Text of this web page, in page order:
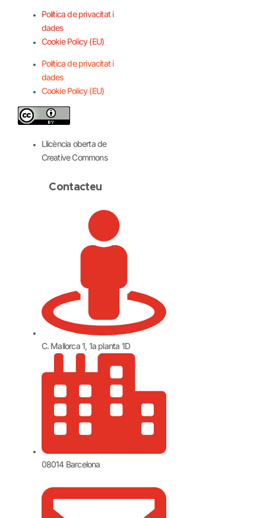
Política de privacitat i
dades
Cookie Policy (EU)
Política de privacitat i
dades
Cookie Policy (EU)
Llicència oberta de
Creative Commons
Contacteu
C. Mallorca 1, 1a planta 1D
08014 Barcelona